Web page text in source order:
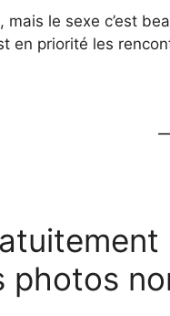
mais le sexe c’est
en priorité les
photos